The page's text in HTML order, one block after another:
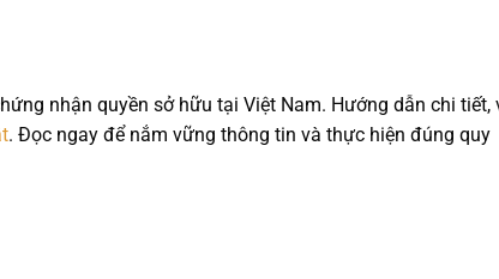
nhận quyền sở hữu tại Việt Nam. Hướng dẫn chi tiết,
. Đọc ngay để nắm vững thông tin và thực hiện đúng quy